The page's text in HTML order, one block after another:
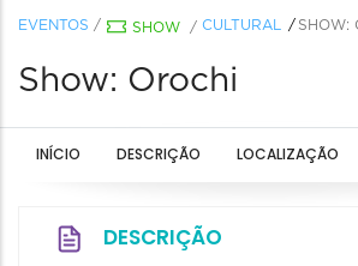
EVENTOS / SHOW / CULTURAL SHOW:
Show: Orochi
INÍCIO DESCRIÇÃO LOCALIZAÇÃO
DESCRIÇÃO